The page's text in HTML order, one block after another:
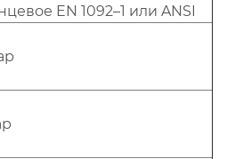
EN 1092–1 или ANSI